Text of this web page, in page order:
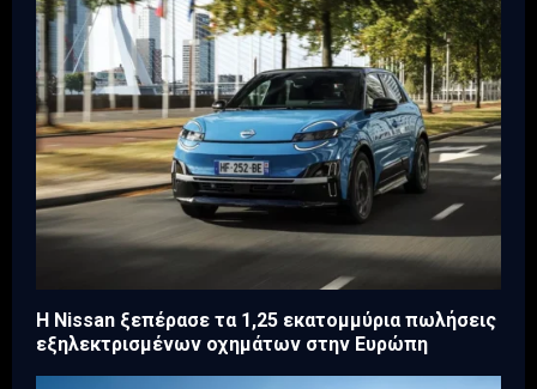
H Nissan ξεπέρασε τα 1,25 εκατομμύρια πωλήσεις
εξηλεκτρισμένων οχημάτων στην Ευρώπη